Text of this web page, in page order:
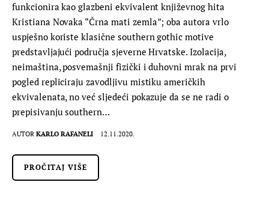
funkcionira kao glazbeni ekvivalent književnog hita
Kristiana Novaka “Črna mati zemla”; oba autora vrlo
uspješno koriste klasične southern gothic motive
predstavljajući područja sjeverne Hrvatske. Izolacija,
neimaština, posvemašnji fizički i duhovni mrak na prvi
pogled repliciraju zavodljivu mistiku američkih
ekvivalenata, no već sljedeći pokazuje da se ne radi o
prepisivanju southern…
AUTOR KARLO RAFANELI 12.11.2020.
PROČITAJ VIŠE